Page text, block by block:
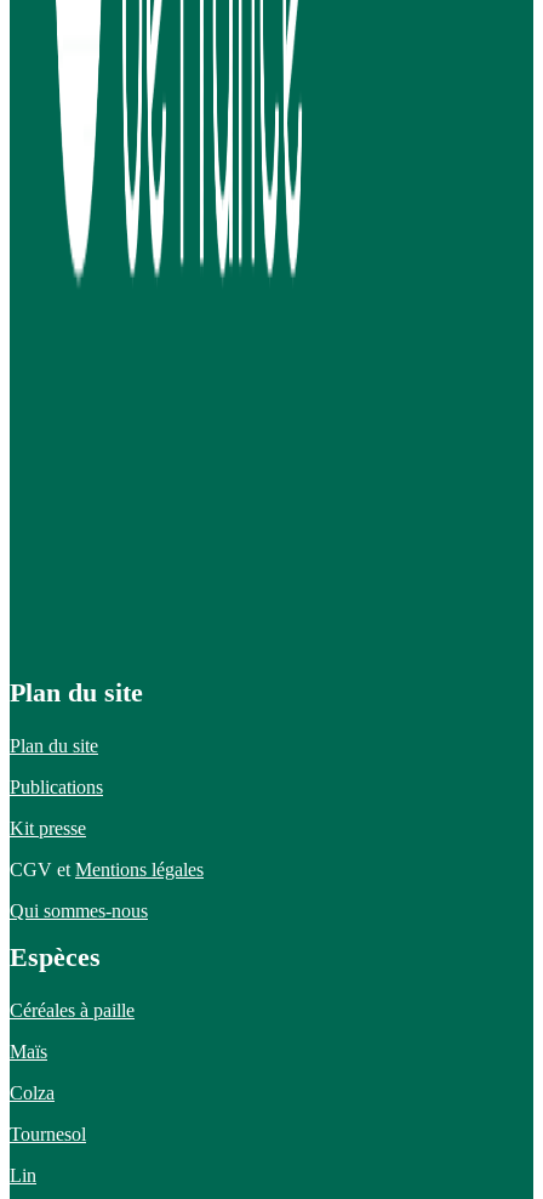
Plan du site
Plan du site
Publications
Kit presse
CGV et Mentions légales
Qui sommes-nous
Espèces
Céréales à paille
Maïs
Colza
Tournesol
Lin